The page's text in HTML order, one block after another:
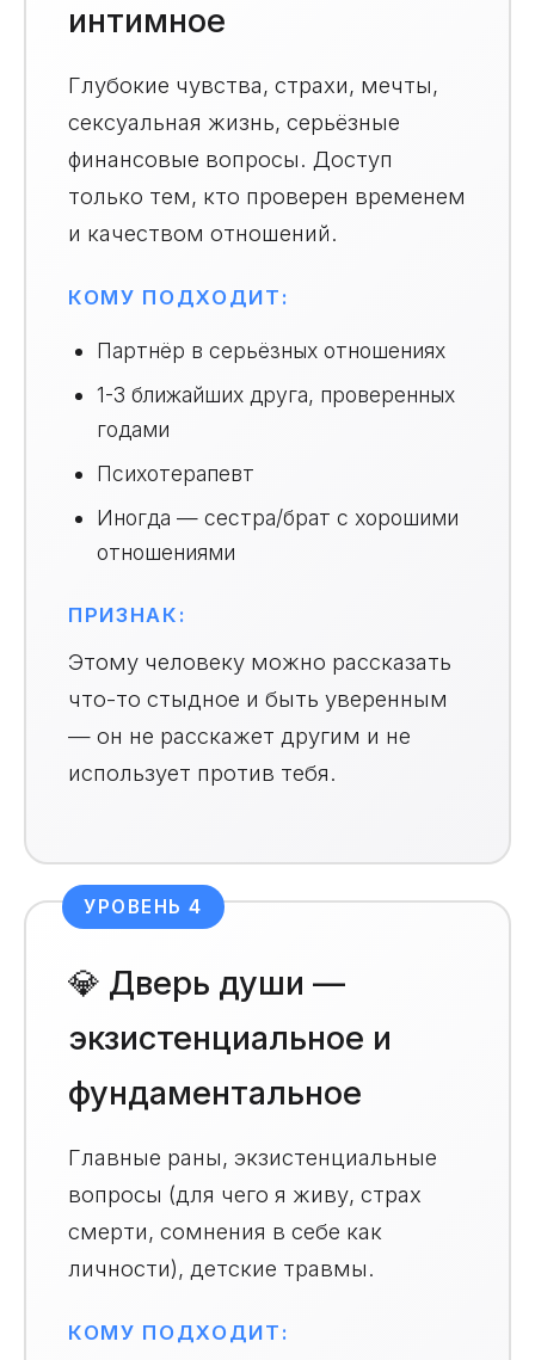
интимное
Глубокие чувства, страхи, мечты,
сексуальная жизнь, серьёзные
финансовые вопросы. Доступ
только тем, кто проверен временем
и качеством отношений.
КОМУ ПОДХОДИТ:
Партнёр в серьёзных отношениях
1-3 ближайших друга, проверенных
годами
Психотерапевт
Иногда — сестра/брат с хорошими
отношениями
ПРИЗНАК:
Этому человеку можно рассказать
что-то стыдное и быть уверенным
— он не расскажет другим и не
использует против тебя.
УРОВЕНЬ 4
💎 Дверь души —
экзистенциальное и
фундаментальное
Главные раны, экзистенциальные
вопросы (для чего я живу, страх
смерти, сомнения в себе как
личности), детские травмы.
КОМУ ПОДХОДИТ: